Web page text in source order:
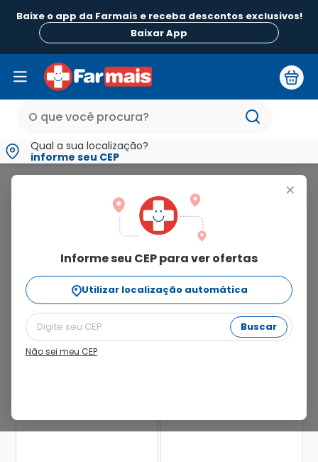
Baixe o app da Farmais e receba descontos exclusivos!
Baixar App
Qual a sua localização?
informe seu CEP
+
Informe seu CEP para ver ofertas
Utilizar localização automática
Buscar
Não sei meu CEP
nestogeno
Ordenar Por
relevância
50%